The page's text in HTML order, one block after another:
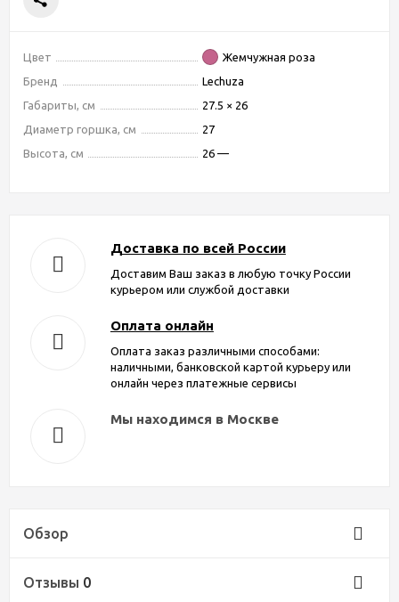
Цвет
Жемчужная роза
Бренд
Lechuza
Габариты, см
27.5 × 26
Диаметр горшка, см
27
Высота, см
26 —
Доставка по всей России
Доставим Ваш заказ в любую точку России
курьером или службой доставки
Оплата онлайн
Оплата заказ различными способами:
наличными, банковской картой курьеру или
онлайн через платежные сервисы
Мы находимся в Москве
Обзор
Отзывы 0